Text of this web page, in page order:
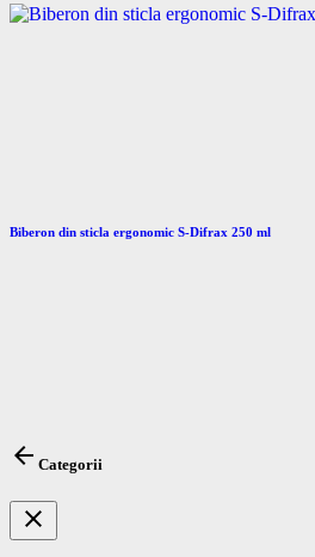
Biberon din sticla ergonomic S-Difrax 250 ml
arrow_back Categorii
close